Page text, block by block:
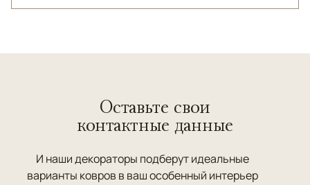
Оставьте свои
контактные данные
И наши декораторы подберут идеальные
варианты ковров в ваш особенный интерьер